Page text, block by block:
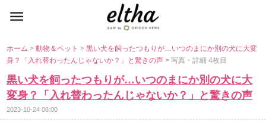
ホーム>動物＆ペット>黒い犬を飼ったつもりが…いつのまにか別の犬に大変
身？「入れ替わったんじゃないか？」と驚きの声> 写真・詳細 4枚目
黒い犬を飼ったつもりが…いつのまにか別の犬に大
変身？「入れ替わったんじゃないか？」と驚きの声
2023-10-24 08:00